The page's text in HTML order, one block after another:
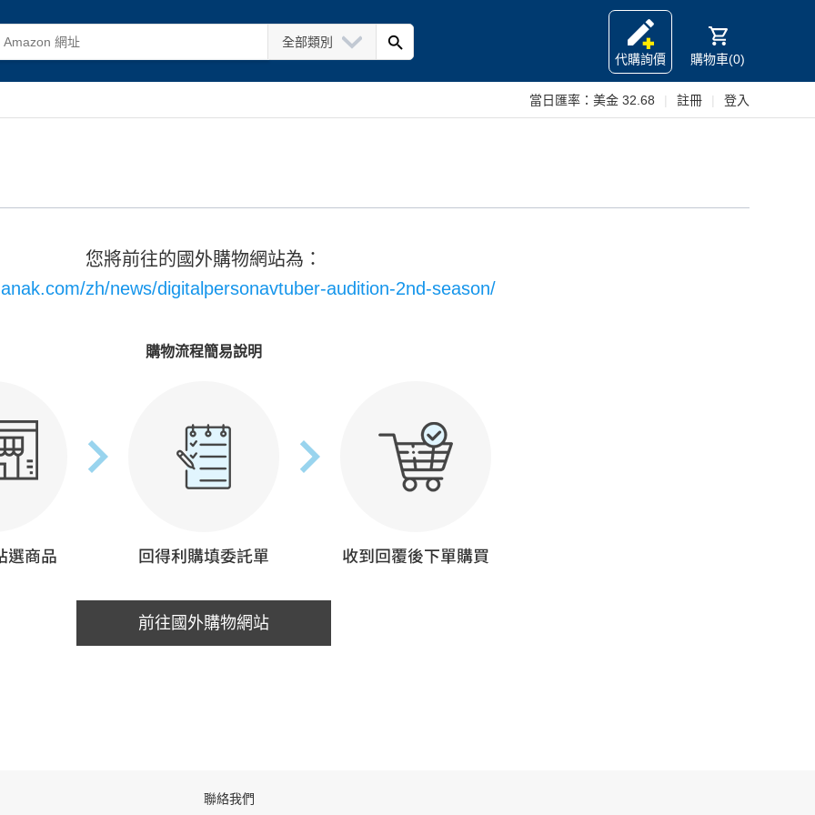
全部類別
代購詢價
購物車(0)
當日匯率： 美金 32.68 註冊 登入
您將前往的國外購物網站為：
zh/news/digitalpersonavtuber-audition-2nd-season/
購物流程簡易說明
前往國外購物網站
聯絡我們